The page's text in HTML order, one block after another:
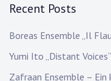
Recent Posts
Boreas Ensemble „Il
Yumi Ito „Distant
Zafraan Ensemble –